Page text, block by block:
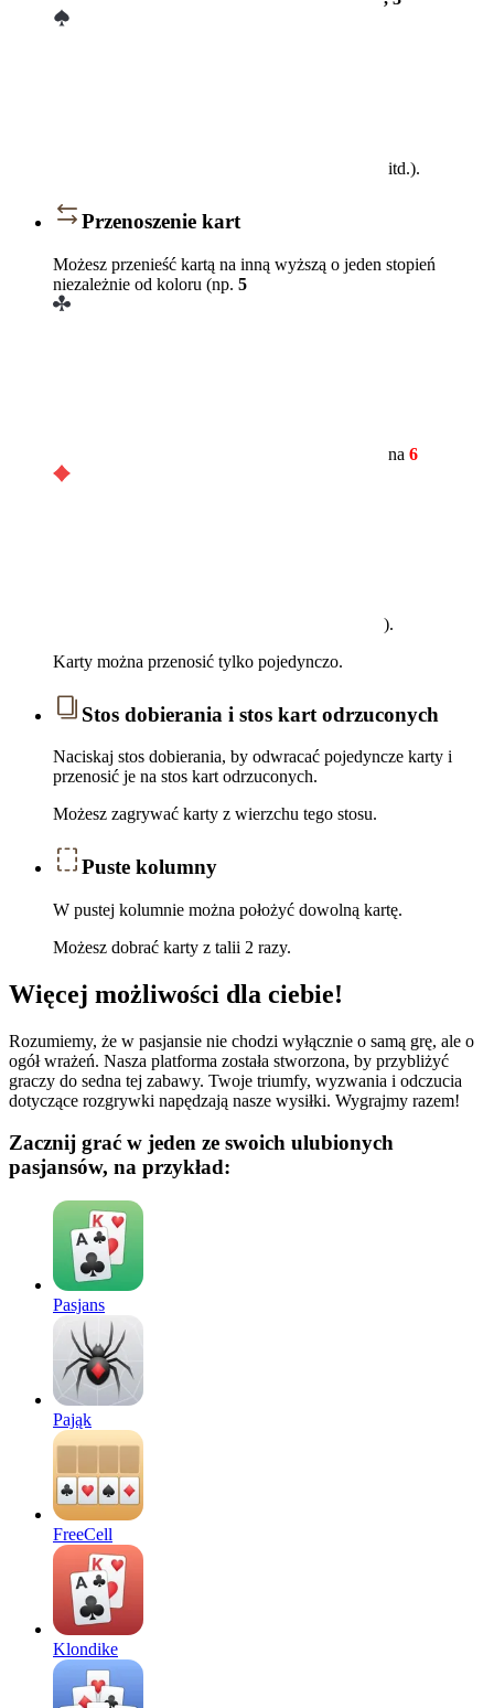
itd.).
Przenoszenie kart
Możesz przenieść kartą na inną wyższą o jeden stopień
niezależnie od koloru (np. 5
na 6
).
Karty można przenosić tylko pojedynczo.
Stos dobierania i stos kart odrzuconych
Naciskaj stos dobierania, by odwracać pojedyncze karty i
przenosić je na stos kart odrzuconych.
Możesz zagrywać karty z wierzchu tego stosu.
Puste kolumny
W pustej kolumnie można położyć dowolną kartę.
Możesz dobrać karty z talii 2 razy.
Więcej możliwości dla ciebie!
Rozumiemy, że w pasjansie nie chodzi wyłącznie o samą grę, ale o
ogół wrażeń. Nasza platforma została stworzona, by przybliżyć
graczy do sedna tej zabawy. Twoje triumfy, wyzwania i odczucia
dotyczące rozgrywki napędzają nasze wysiłki. Wygrajmy razem!
Zacznij grać w jeden ze swoich ulubionych
pasjansów, na przykład:
Pasjans
Pająk
FreeCell
Klondike